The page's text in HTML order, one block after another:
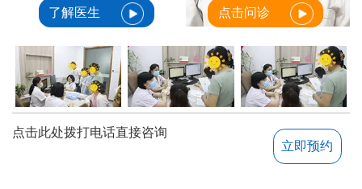
了解医生 点击问诊
点击此处拨打电话直接咨询
立即预约